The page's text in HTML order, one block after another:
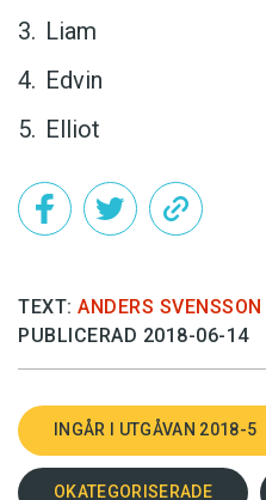
Liam
Edvin
Elliot
TEXT: ANDERS SVENSSON
PUBLICERAD 2018-06-14
INGÅR I UTGÅVAN 2018-5
OKATEGORISERADE